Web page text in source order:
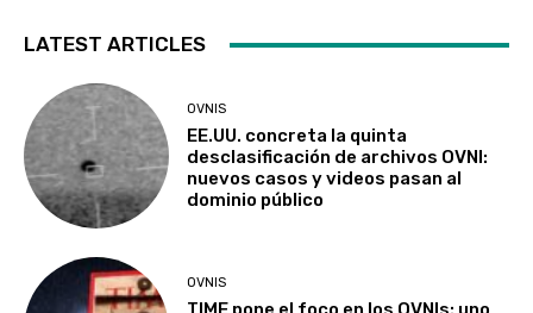
LATEST ARTICLES
OVNIS
EE.UU. concreta la quinta
desclasificación de archivos OVNI:
nuevos casos y videos pasan al
dominio público
OVNIS